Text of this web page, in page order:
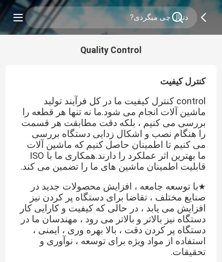
Quality Control
کنترل کیفیت
control کنترل کیفیت ما در کل فرآیند تولید
ماشین آلات انجام می شود.ما نه تنها هر قطعه را
بررسی می کنیم ، بلکه دقت مطابقت هر قسمت
را هنگام نصب و اشکال زدایی دستگاه بررسی
می کنیم تا اطمینان حاصل کنیم که ماشین آلات
ما بهترین اثر عملکرد را دارند.همکاری ما با ISO
قابلیت اطمینان ماشین های ما را تضمین می کند.
★با توسعه جامعه ، افزایش محصولات جدید در
صنایع مختلف ، تقاضا برای دستگاه پر کردن نیز
افزایش می یابد ، در حالی که کیفیت و کارایی کار
دستگاه نیز بالاتر و بالاتر می رود ، مهندسان ما در
دستگاه پر کردن دقت ، بالا بهره وری ، ایمنی ،
استفاده از مواد ویژه برای توسعه ، نوآوری و
تحقیقات.